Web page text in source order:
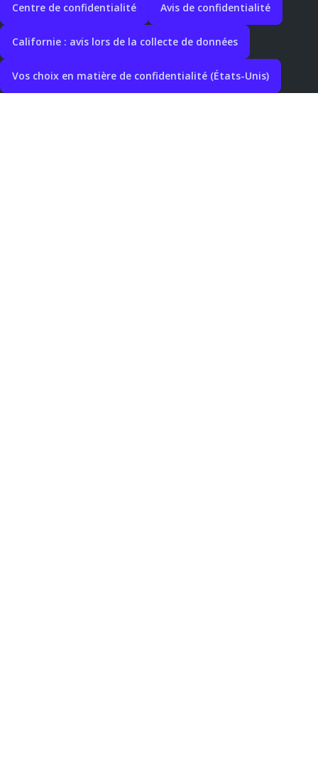
Centre de confidentialité Avis de confidentialité
Californie : avis lors de la collecte de données
Vos choix en matière de confidentialité (États-Unis)